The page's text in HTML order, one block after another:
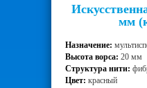
мм
Назначение:
Высота ворса: 20 мм
Структура нити:
Цвет: красный